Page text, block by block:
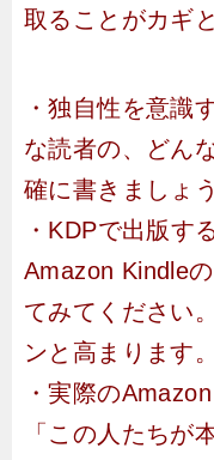
取ることがカギ
・独自性を意識
な読者の、どん
確に書きましょう
・KDPで出版す
Amazon Kindle
てみてください
ンと高まります。
・実際の
「この人たちが